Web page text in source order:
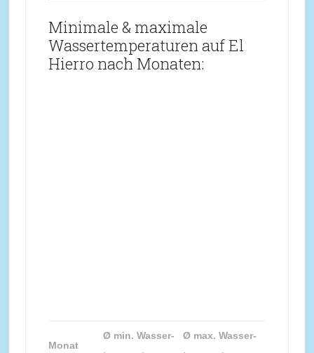
Minimale & maximale
Wassertemperaturen auf El
Hierro nach Monaten:
Monat
Ø min. Wasser-
Ø max. Wasser-